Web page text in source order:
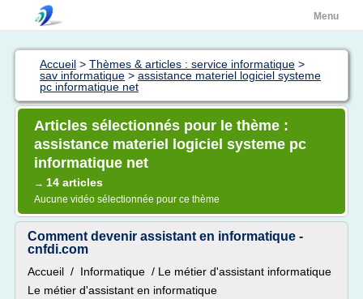
Menu
Accueil > Thèmes & articles : service informatique >
sav informatique > assistance materiel logiciel systeme
pc informatique net
Articles sélectionnés pour le thème :
assistance materiel logiciel systeme pc
informatique net
→ 14 articles
Aucune vidéo sélectionnée pour ce thème
Comment devenir assistant en informatique -
cnfdi.com
Accueil / Informatique / Le métier d'assistant informatique
Le métier d'assistant en informatique